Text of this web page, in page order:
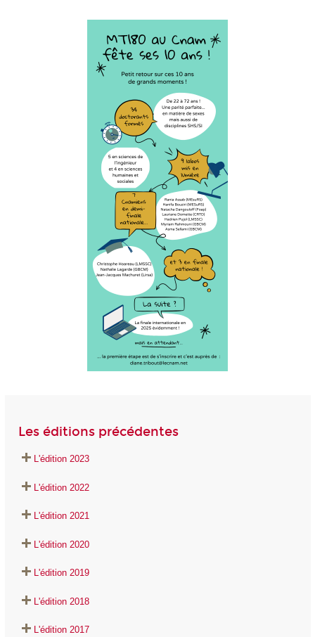
Les éditions précédentes
L'édition 2023
L'édition 2022
L'édition 2021
L'édition 2020
L'édition 2019
L'édition 2018
L'édition 2017